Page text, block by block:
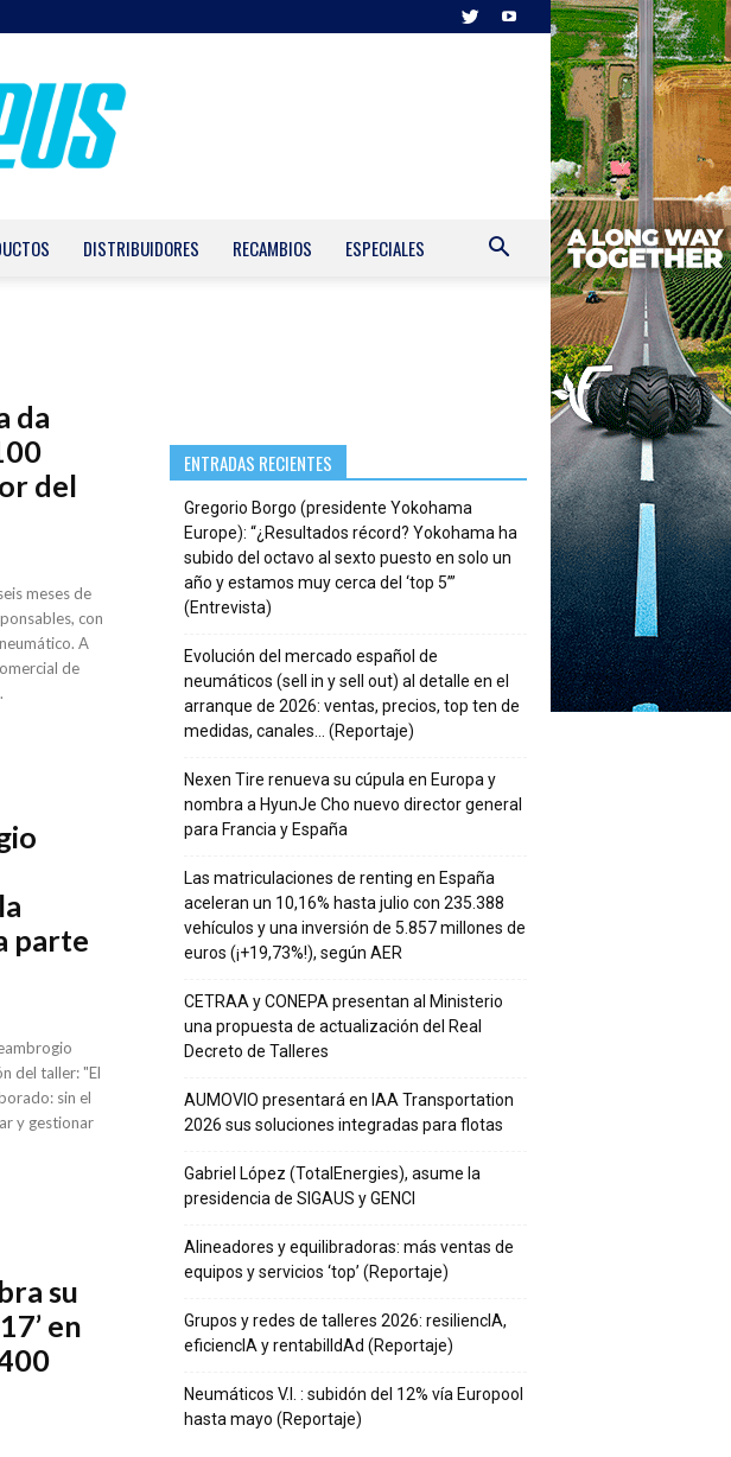
DISTRIBUIDORES RECAMBIOS ESPECIALES
da
del
meses de
con
A
de
parte
del taller: "El
sin el
y gestionar
su
en
ENTRADAS RECIENTES
Gregorio Borgo (presidente Yokohama
Europe): “¿Resultados récord? Yokohama ha
subido del octavo al sexto puesto en solo un
año y estamos muy cerca del ‘top 5’”
(Entrevista)
Evolución del mercado español de
neumáticos (sell in y sell out) al detalle en el
arranque de 2026: ventas, precios, top ten de
medidas, canales… (Reportaje)
Nexen Tire renueva su cúpula en Europa y
nombra a HyunJe Cho nuevo director general
para Francia y España
Las matriculaciones de renting en España
aceleran un 10,16% hasta julio con 235.388
vehículos y una inversión de 5.857 millones de
euros (¡+19,73%!), según AER
CETRAA y CONEPA presentan al Ministerio
una propuesta de actualización del Real
Decreto de Talleres
AUMOVIO presentará en IAA Transportation
2026 sus soluciones integradas para flotas
Gabriel López (TotalEnergies), asume la
presidencia de SIGAUS y GENCI
Alineadores y equilibradoras: más ventas de
equipos y servicios ‘top’ (Reportaje)
Grupos y redes de talleres 2026: resiliencIA,
eficiencIA y rentabilIdAd (Reportaje)
Neumáticos V.I. : subidón del 12% vía Europool
hasta mayo (Reportaje)